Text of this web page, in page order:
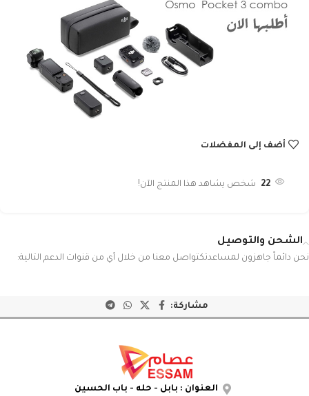
أضف إلى المفضلات
22 شخص يشاهد هذا المنتج الآن!
الشحن والتوصيل
نحن دائماً جاهزون لمساعدتكتواصل معنا من خلال أي من قنوات الدعم التالية:
مشاركة:
العنوان : بابل - حله - باب الحسين